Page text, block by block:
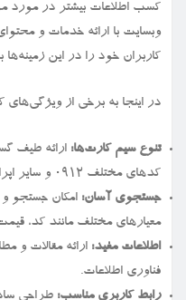
کسب اطلاعات بیشتر در مورد
وبسایت با ارائه خدمات و
کاربران خود را در این زمینه‌ها
در اینجا به برخی از ویژگی‌های
تنوع سیم کارت‌ها: ارائه طیف
کدهای مختلف ۰۹۱۲ و سایر اپراتورها.
جستجوی آسان: امکان جستجو
معیارهای مختلف مانند کد،
اطلاعات مفید: ارائه مقالات و
فناوری اطلاعات.
رابط کاربری مناسب: طراحی